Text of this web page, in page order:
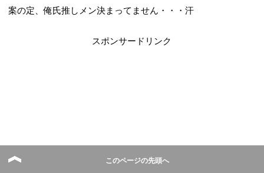
案の定、俺氏推しメン決まってません・・・汗
スポンサードリンク
このページの先頭へ